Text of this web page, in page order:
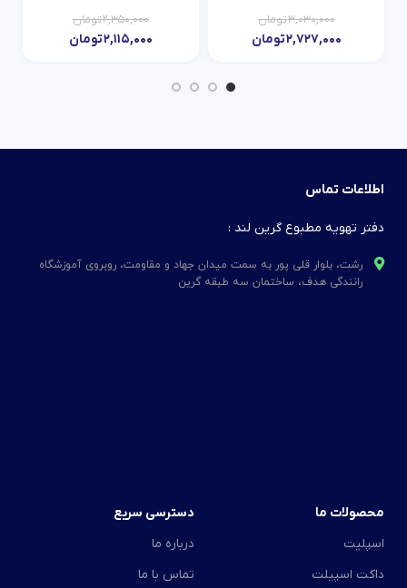
۳,۰۳۰,۰۰۰تومان
۲,۷۲۷,۰۰۰تومان
۲,۳۵۰,۰۰۰تومان
۲,۱۱۵,۰۰۰تومان
اطلاعات تماس
دفتر تهویه مطبوع گرین لند :
رشت، بلوار قلی پور به سمت میدان جهاد و مقاومت، روبروی آموزشگاه
رانندگی هدف، ساختمان سه طبقه گرین
محصولات ما
اسپلیت
داکت اسپیلت
دسترسی سریع
درباره ما
تماس با ما